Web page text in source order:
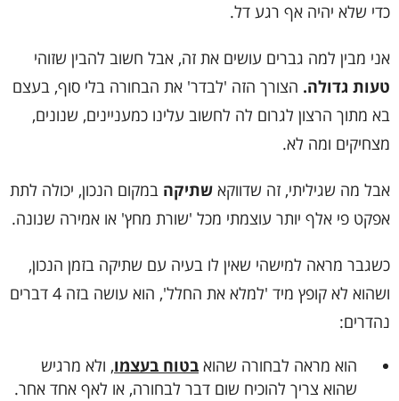
כדי שלא יהיה אף רגע דל.
אני מבין למה גברים עושים את זה, אבל חשוב להבין שזוהי
טעות גדולה. הצורך הזה 'לבדר' את הבחורה בלי סוף, בעצם
בא מתוך הרצון לגרום לה לחשוב עלינו כמעניינים, שנונים,
מצחיקים ומה לא.
אבל מה שגיליתי, זה שדווקא שתיקה במקום הנכון, יכולה לתת
אפקט פי אלף יותר עוצמתי מכל 'שורת מחץ' או אמירה שנונה.
כשגבר מראה למישהי שאין לו בעיה עם שתיקה בזמן הנכון,
ושהוא לא קופץ מיד 'למלא את החלל', הוא עושה בזה 4 דברים
נהדרים:
הוא מראה לבחורה שהוא בטוח בעצמו, ולא מרגיש
שהוא צריך להוכיח שום דבר לבחורה, או לאף אחד אחר.